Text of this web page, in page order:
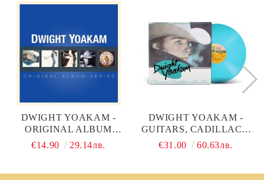
DWIGHT YOAKAM -
ORIGINAL ALBUM
SERIES (5CD)
€14.90 29.14лв.
DWIGHT YOAKAM -
GUITARS, CADILLACS,
ETC., ETC. (LIMITED
€31.00 60.63лв.